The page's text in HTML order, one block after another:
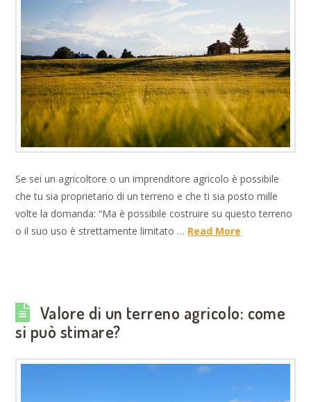
Se sei un agricoltore o un imprenditore agricolo è possibile
che tu sia proprietario di un terreno e che ti sia posto mille
volte la domanda: “Ma è possibile costruire su questo terreno
o il suo uso è strettamente limitato … Read More
Valore di un terreno agricolo: come
si può stimare?